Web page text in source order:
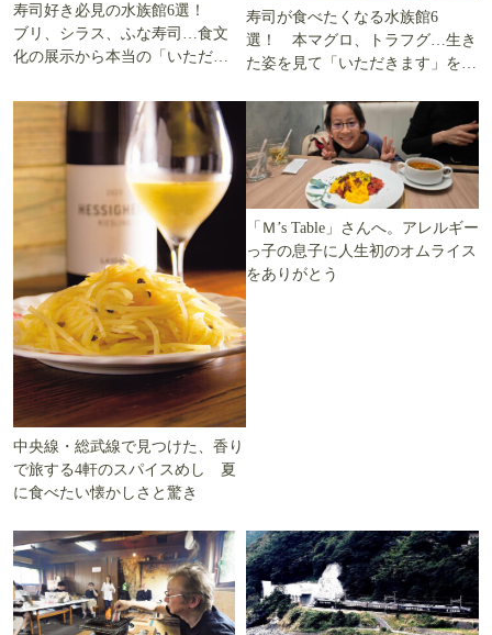
寿司好き必見の水族館6選！
ブリ、シラス、ふな寿司…食文
化の展示から本当の「いただき
寿司が食べたくなる水族館6
選！ 本マグロ、トラフグ…生き
た姿を見て「いただきます」を考
中央線・総武線で見つけた、香り
で旅する4軒のスパイスめし 夏
に食べたい懐かしさと驚き
「Ｍ’s Table」さんへ。アレルギー
っ子の息子に人生初のオムライス
をありがとう